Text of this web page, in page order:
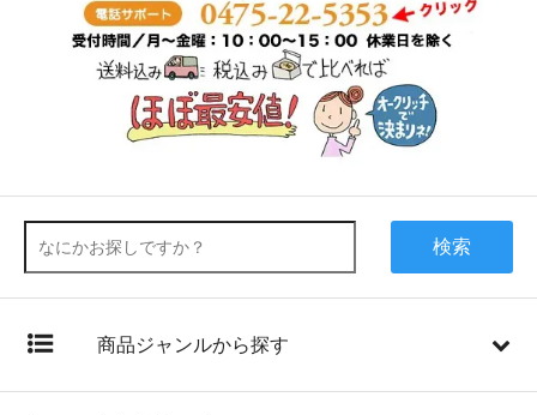
検索
商品ジャンルから探す